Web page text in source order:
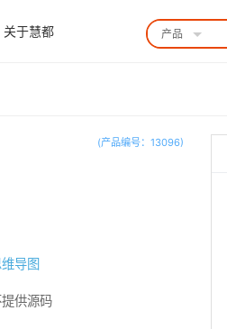
关于慧都 产品
(产品编号：13096)
导图
提供源码